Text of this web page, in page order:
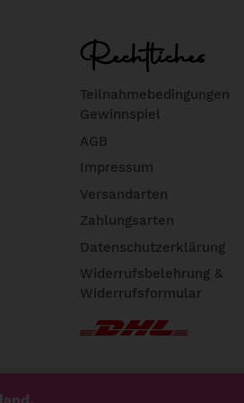
Rechtliches
Teilnahmebedingungen
Gewinnspiel
AGB
Impressum
Versandarten
Zahlungsarten
Datenschutzerklärung
Widerrufsbelehrung &
Widerrufsformular